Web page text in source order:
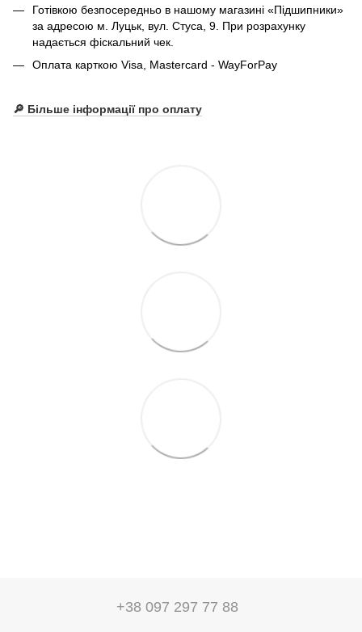
Готівкою безпосередньо в нашому магазині «Підшипники»
за адресою м. Луцьк, вул. Стуса, 9. При розрахунку
надається фіскальний чек.
Оплата карткою Visa, Mastercard - WayForPay
🔎 Більше інформації про оплату
+38 097 297 77 88